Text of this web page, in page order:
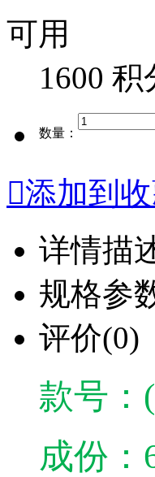
可用
1600 积
数量：
添加到
详情描
规格参
评价(0)
款号：
成份：